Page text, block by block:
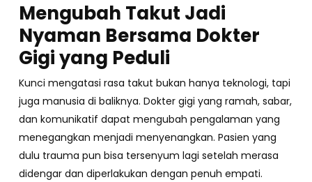
Mengubah Takut Jadi
Nyaman Bersama Dokter
Gigi yang Peduli
Kunci mengatasi rasa takut bukan hanya teknologi, tapi
juga manusia di baliknya. Dokter gigi yang ramah, sabar,
dan komunikatif dapat mengubah pengalaman yang
menegangkan menjadi menyenangkan. Pasien yang
dulu trauma pun bisa tersenyum lagi setelah merasa
didengar dan diperlakukan dengan penuh empati.